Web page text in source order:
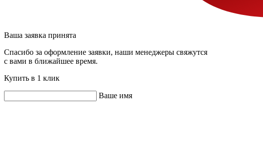
Ваша заявка принята
Спасибо за оформление заявки, наши менеджеры свяжутся
с вами в ближайшее время.
Купить в 1 клик
Ваше имя